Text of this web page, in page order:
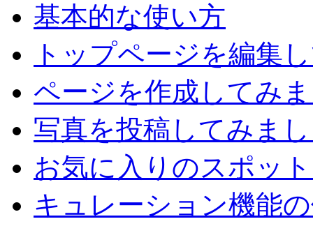
基本的な使い方
トップページを編集
ページを作成してみ
写真を投稿してみま
お気に入りのスポッ
キュレーション機能